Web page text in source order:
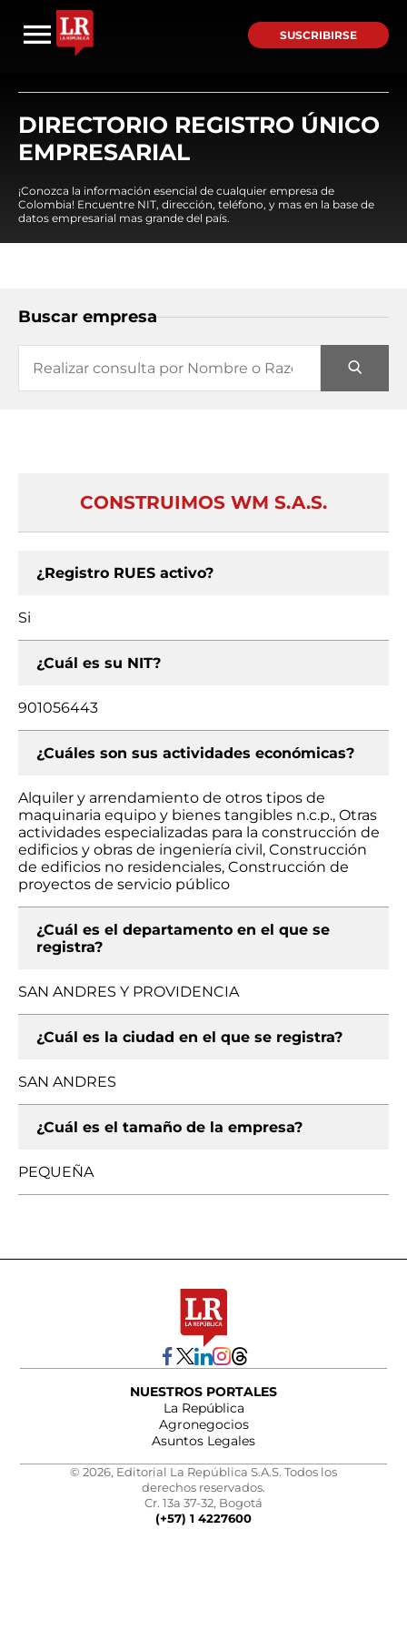
SUSCRIBIRSE
DIRECTORIO REGISTRO ÚNICO
EMPRESARIAL
¡Conozca la información esencial de cualquier empresa de
Colombia! Encuentre NIT, dirección, teléfono, y mas en la base de
datos empresarial mas grande del país.
Buscar empresa
CONSTRUIMOS WM S.A.S.
¿Registro RUES activo?
Si
¿Cuál es su NIT?
901056443
¿Cuáles son sus actividades económicas?
Alquiler y arrendamiento de otros tipos de
maquinaria equipo y bienes tangibles n.c.p., Otras
actividades especializadas para la construcción de
edificios y obras de ingeniería civil, Construcción
de edificios no residenciales, Construcción de
proyectos de servicio público
¿Cuál es el departamento en el que se
registra?
SAN ANDRES Y PROVIDENCIA
¿Cuál es la ciudad en el que se registra?
SAN ANDRES
¿Cuál es el tamaño de la empresa?
PEQUEÑA
NUESTROS PORTALES
La República
Agronegocios
Asuntos Legales
© 2026, Editorial La República S.A.S. Todos los
derechos reservados.
Cr. 13a 37-32, Bogotá
(+57) 1 4227600